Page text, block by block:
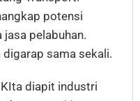
potensi
pelabuhan.
sama sekali.
diapit industri